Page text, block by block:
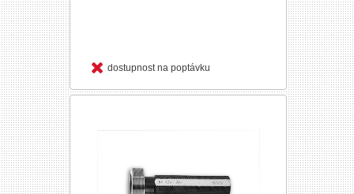
dostupnost na poptávku